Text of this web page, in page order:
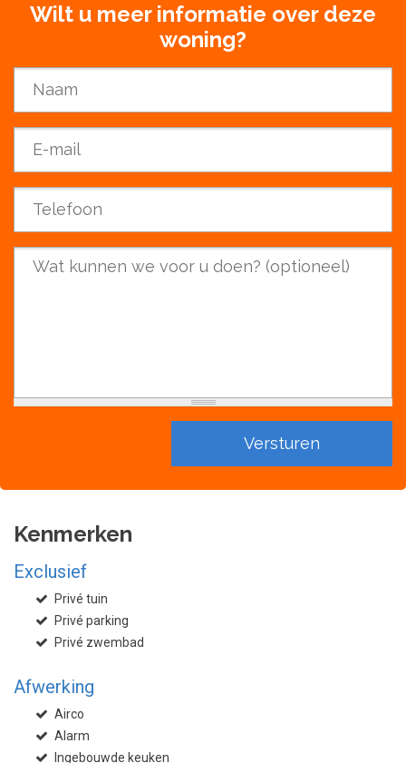
Wilt u meer informatie over deze
woning?
Name
E-mail
Phone
Your question
Kenmerken
Exclusief
Privé tuin
Privé parking
Privé zwembad
Afwerking
Airco
Alarm
Ingebouwde keuken